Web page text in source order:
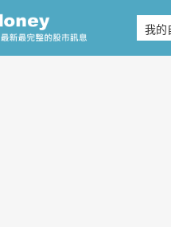
我的